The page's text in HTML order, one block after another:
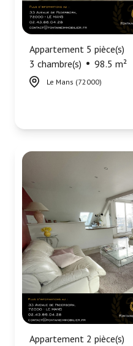
Appartement 5 pièce(s)
3 chambre(s)
98.5 m²
Le Mans (72000)
Appartement 2 pièce(s)